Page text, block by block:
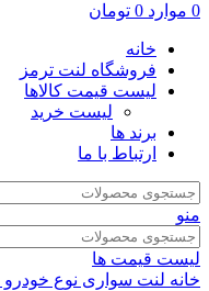
0 موارد 0 تومان
خانه
فروشگاه لنت ترمز
لیست قیمت کالاها
لیست خرید
برند ها
ارتباط با ما
منو
لیست قیمت ها
خانه لنت سواری نوع خودرو